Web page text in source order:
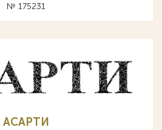
№ 175231
АСАРТИ